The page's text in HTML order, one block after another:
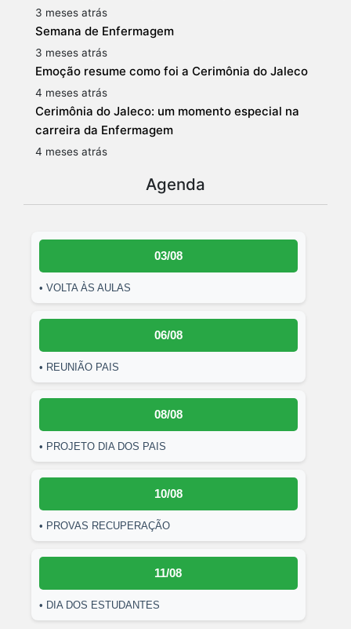
3 meses atrás
Semana de Enfermagem
3 meses atrás
Emoção resume como foi a Cerimônia do Jaleco
4 meses atrás
Cerimônia do Jaleco: um momento especial na
carreira da Enfermagem
4 meses atrás
Agenda
03/08
• VOLTA ÀS AULAS
06/08
• REUNIÃO PAIS
08/08
• PROJETO DIA DOS PAIS
10/08
• PROVAS RECUPERAÇÃO
11/08
• DIA DOS ESTUDANTES